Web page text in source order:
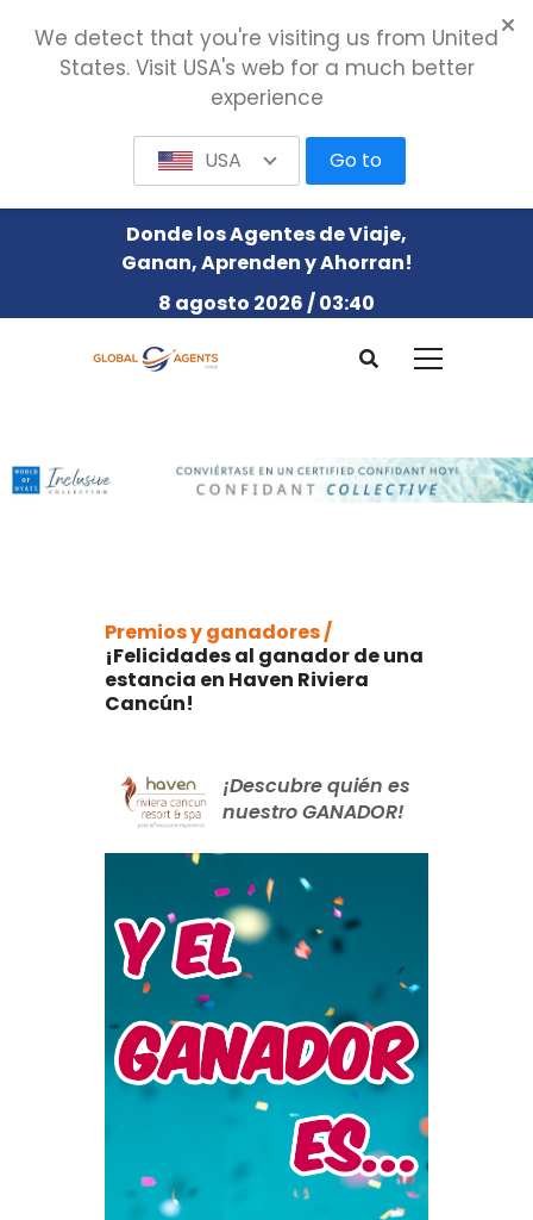
Donde los Agentes de Viaje,
Ganan, Aprenden y Ahorran!
8 agosto 2026 / 03:40
Premios y ganadores /
¡Felicidades al ganador de una
estancia en Haven Riviera
Cancún!
¡Descubre quién es
nuestro GANADOR!
We detect that you're visiting us from United
States. Visit USA's web for a much better
experience
USA Go to